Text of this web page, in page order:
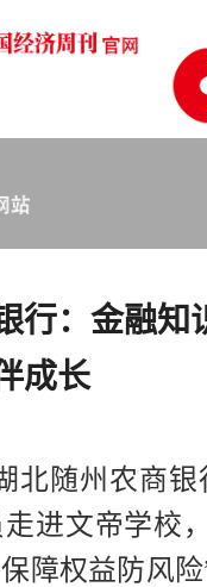
行：金融知
成长
北随州农商银
进文帝学校
障权益防风